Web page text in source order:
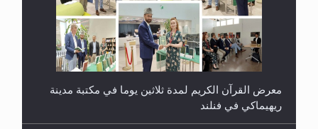
معرض القرآن الكريم لمدة ثلاثين يوما في مكتبة مدينة
ريهيماكي في فنلند